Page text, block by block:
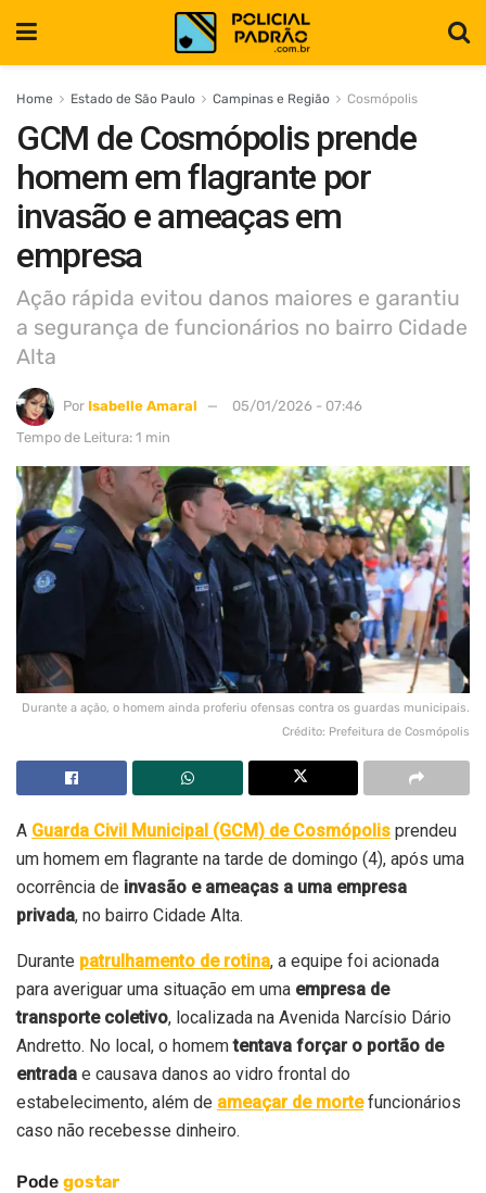
Home Estado de São Paulo Campinas e Região Cosmópolis
GCM de Cosmópolis prende
homem em flagrante por
invasão e ameaças em
empresa
Ação rápida evitou danos maiores e garantiu
a segurança de funcionários no bairro Cidade
Alta
Por Isabelle Amaral
05/01/2026 - 07:46
Tempo de Leitura: 1 min
Durante a ação, o homem ainda proferiu ofensas contra os guardas municipais.
Crédito: Prefeitura de Cosmópolis
A Guarda Civil Municipal (GCM) de Cosmópolis prendeu
um homem em flagrante na tarde de domingo (4), após uma
ocorrência de invasão e ameaças a uma empresa
privada, no bairro Cidade Alta.
Durante patrulhamento de rotina, a equipe foi acionada
para averiguar uma situação em uma empresa de
transporte coletivo, localizada na Avenida Narcísio Dário
Andretto. No local, o homemtentava forçar o portão de
entrada e causava danos ao vidro frontal do
estabelecimento, além de ameaçar de mortefuncionários
caso não recebesse dinheiro.
Pode gostar